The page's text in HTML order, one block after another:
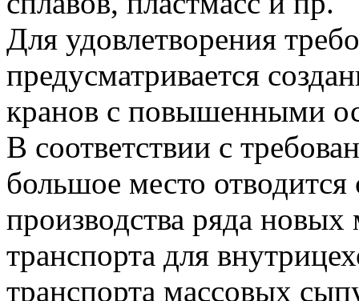
Для удовлетворения
предусматривается
кранов с повышенными
В соответствии с
большое место
производства ряда
транспорта для
транспорта массовых